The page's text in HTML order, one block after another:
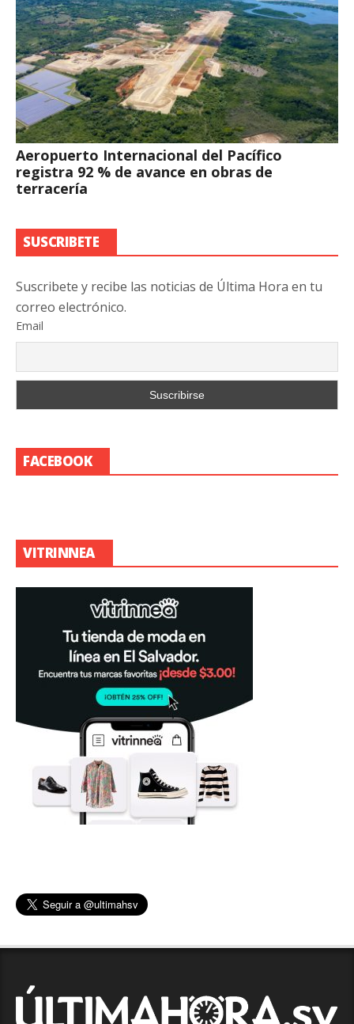
Aeropuerto Internacional del Pacífico
registra 92 % de avance en obras de
terracería
SUSCRIBETE
Suscribete y recibe las noticias de Última Hora en tu
correo electrónico.
Email
FACEBOOK
VITRINNEA